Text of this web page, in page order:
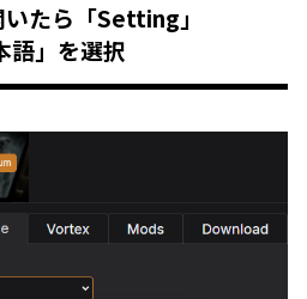
たら「Setting」
」を選択